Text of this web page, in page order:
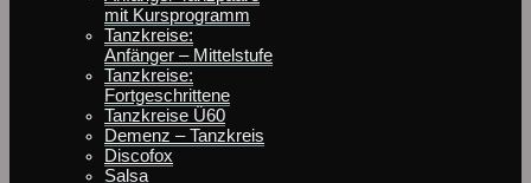
mit Kursprogramm
Tanzkreise:
Anfänger – Mittelstufe
Tanzkreise:
Fortgeschrittene
Tanzkreise Ü60
Demenz – Tanzkreis
Discofox
Salsa